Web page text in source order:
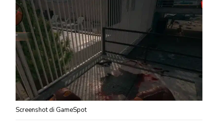
Screenshot di GameSpot